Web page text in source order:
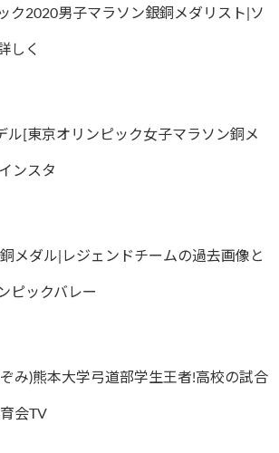
ク2020男子マラソン銀銅メダリスト|ソ
しく
ル[東京オリンピック女子マラソン銅メ
ンスタ
メダル|レジェンドチームの過去画像と
ピックバレー
み)熊本大学弓道部学生王者!高校の試合
会TV